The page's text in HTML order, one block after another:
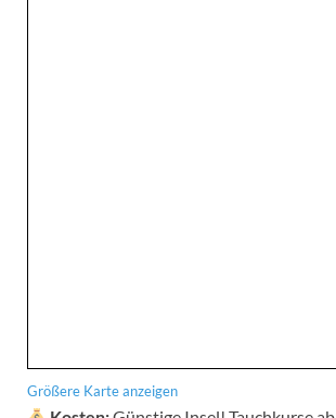
Größere Karte anzeigen